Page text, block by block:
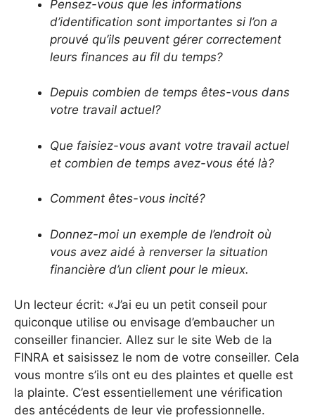
Pensez-vous que les informations
d’identification sont importantes si l’on a
prouvé qu’ils peuvent gérer correctement
leurs finances au fil du temps?
Depuis combien de temps êtes-vous dans
votre travail actuel?
Que faisiez-vous avant votre travail actuel
et combien de temps avez-vous été là?
Comment êtes-vous incité?
Donnez-moi un exemple de l’endroit où
vous avez aidé à renverser la situation
financière d’un client pour le mieux.
Un lecteur écrit: «J’ai eu un petit conseil pour
quiconque utilise ou envisage d’embaucher un
conseiller financier. Allez sur le site Web de la
FINRA et saisissez le nom de votre conseiller. Cela
vous montre s’ils ont eu des plaintes et quelle est
la plainte. C’est essentiellement une vérification
des antécédents de leur vie professionnelle.